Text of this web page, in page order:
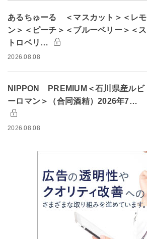
あるちゅーる ＜マスカット＞＜レモ
ン＞＜ピーチ＞＜ブルーベリー＞＜ス
トロベリ…
2026.08.08
NIPPON PREMIUM＜石川県産ルビ
ーロマン＞（合同酒精）2026年7…
2026.08.08